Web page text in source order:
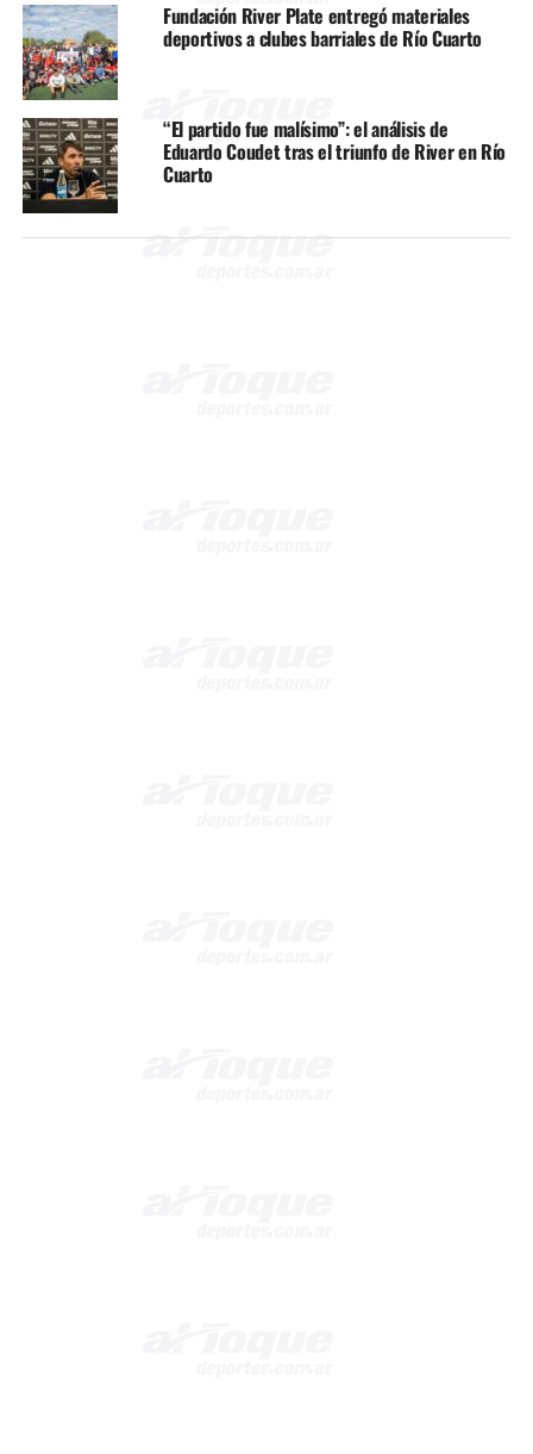
Fundación River Plate entregó materiales
deportivos a clubes barriales de Río Cuarto
“El partido fue malísimo”: el análisis de
Eduardo Coudet tras el triunfo de River en Río
Cuarto